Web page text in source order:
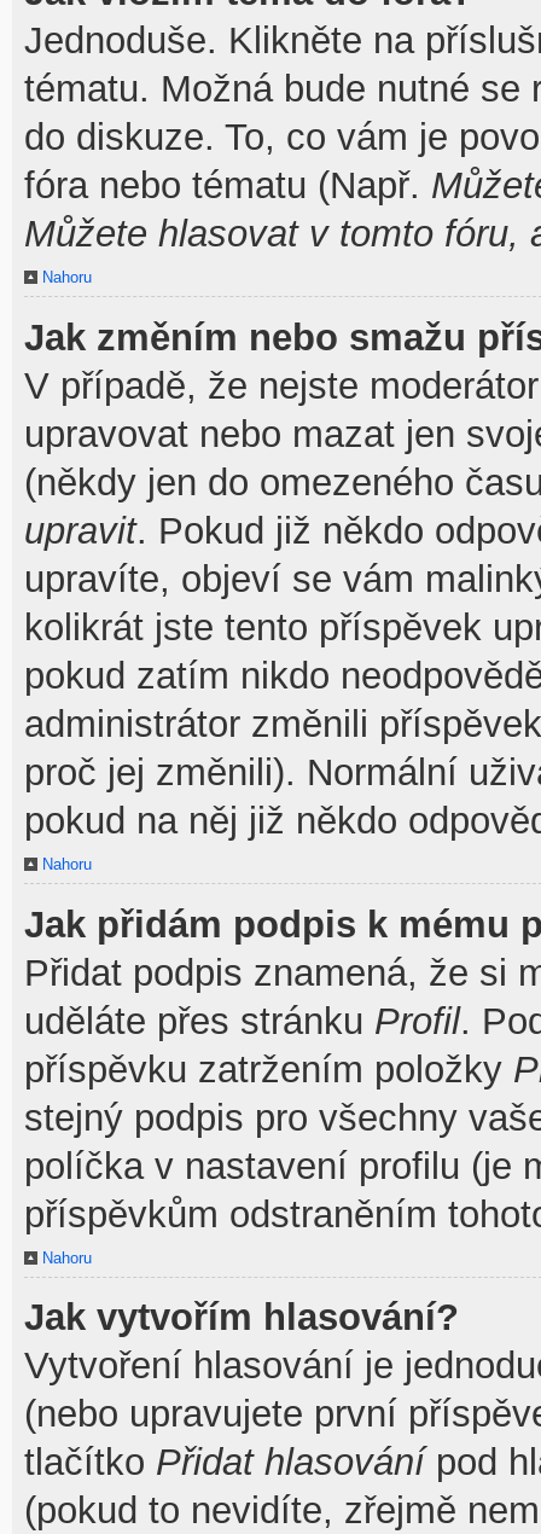
Jednoduše. Klikněte na
tématu. Možná bude nutné se
do diskuze. To, co vám je
fóra nebo tématu (Např.
Můžete hlasovat v tomto fóru,
Nahoru
Jak změním nebo smažu
V případě, že nejste
upravovat nebo mazat jen
(někdy jen do omezeného
upravit. Pokud již někdo
upravíte, objeví se vám
kolikrát jste tento příspěvek
pokud zatím nikdo
administrátor změnili
proč jej změnili). Normální
pokud na něj již někdo
Nahoru
Jak přidám podpis k mému
Přidat podpis znamená, že si
uděláte přes stránku Profil.
příspěvku zatržením položky
stejný podpis pro všechny
políčka v nastavení profilu (je
příspěvkům odstraněním
Nahoru
Jak vytvořím hlasování?
Vytvoření hlasování je
(nebo upravujete první
tlačítko Přidat hlasovánípod
(pokud to nevidíte, zřejmě